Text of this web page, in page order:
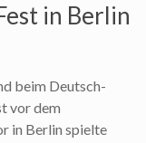
in Berlin
beim Deutsch-
vor dem
in Berlin spielte